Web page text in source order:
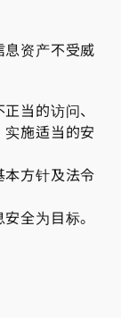
资产不受威
当的访问、
施适当的安
方针及法令
全为目标。